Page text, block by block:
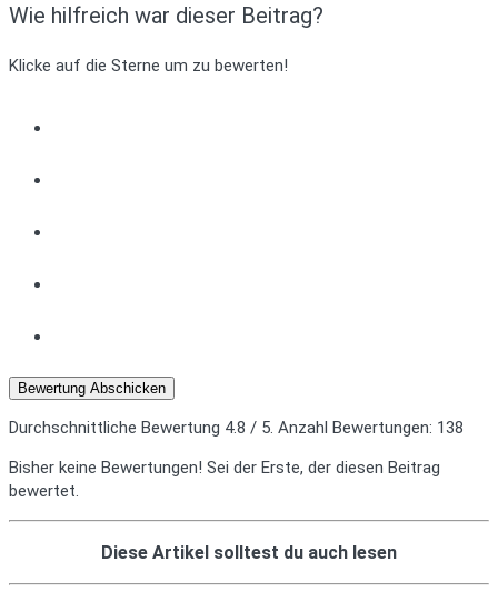
Wie hilfreich war dieser Beitrag?
Klicke auf die Sterne um zu bewerten!
Bewertung Abschicken
Durchschnittliche Bewertung 4.8 / 5. Anzahl Bewertungen: 138
Bisher keine Bewertungen! Sei der Erste, der diesen Beitrag
bewertet.
Diese Artikel solltest du auch lesen